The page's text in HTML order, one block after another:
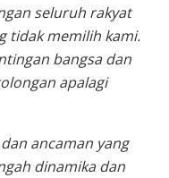
seluruh rakyat
tidak memilih kami.
bangsa dan
apalagi
ancaman yang
dinamika dan